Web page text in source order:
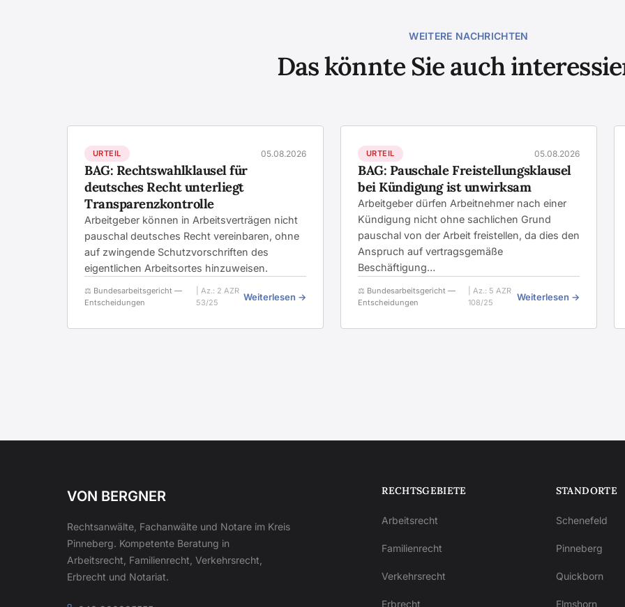
WEITERE NACHRICHTEN
Das könnte Sie auch
URTEIL 05.08.2026
BAG: Rechtswahlklausel für
deutsches Recht unterliegt
Transparenzkontrolle
Arbeitgeber können in Arbeitsverträgen nicht
pauschal deutsches Recht vereinbaren, ohne
auf zwingende Schutzvorschriften des
eigentlichen Arbeitsortes hinzuweisen.
⚖️ Bundesarbeitsgericht —
Entscheidungen
| Az.: 2 AZR
53/25
Weiterlesen →
URTEIL 05.08.2026
BAG: Pauschale Freistellungsklausel
bei Kündigung ist unwirksam
Arbeitgeber dürfen Arbeitnehmer nach einer
Kündigung nicht ohne sachlichen Grund
pauschal von der Arbeit freistellen, da dies den
Anspruch auf vertragsgemäße
Beschäftigung…
⚖️ Bundesarbeitsgericht —
Entscheidungen
| Az.: 5 AZR
108/25
Weiterlesen →
VON BERGNER
Rechtsanwälte, Fachanwälte und Notare im Kreis
Pinneberg. Kompetente Beratung in
Arbeitsrecht, Familienrecht, Verkehrsrecht,
Erbrecht und Notariat.
RECHTSGEBIETE
Arbeitsrecht
Familienrecht
Verkehrsrecht
Erbrecht
STANDORTE
Schenefeld
Pinneberg
Quickborn
Elmshorn